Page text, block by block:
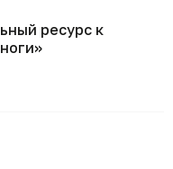
ресурс к